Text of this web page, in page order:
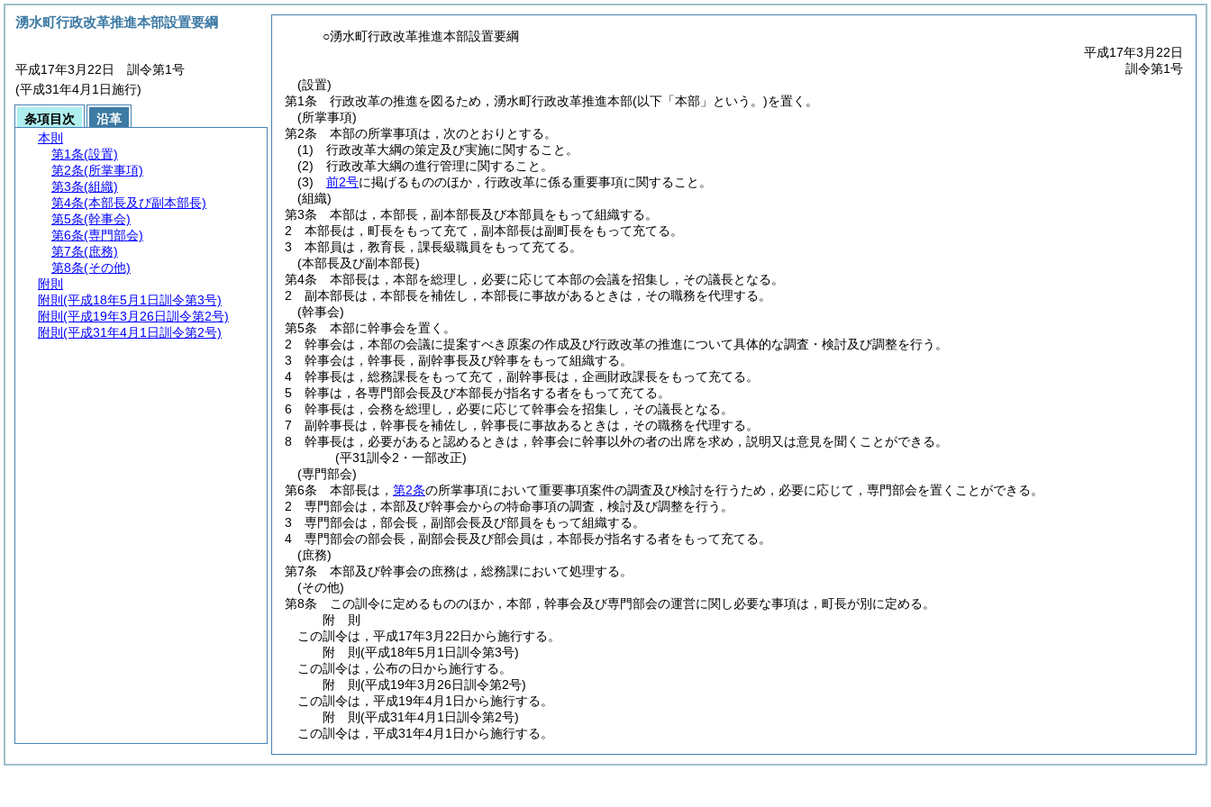
○湧水町行政改革推進本部設置要綱
平成17年3月22日
訓令第1号
(設置)
第1条
行政改革の推進を図るため，湧水町行政改革推進本部(以下「本部」という。)を置く。
(所掌事項)
第2条
本部の所掌事項は，次のとおりとする。
(1)
行政改革大綱の策定及び実施に関すること。
(2)
行政改革大綱の進行管理に関すること。
(3)
前2号に掲げるもののほか，行政改革に係る重要事項に関すること。
(組織)
第3条
本部は，本部長，副本部長及び本部員をもって組織する。
2
本部長は，町長をもって充て，副本部長は副町長をもって充てる。
3
本部員は，教育長，課長級職員をもって充てる。
(本部長及び副本部長)
第4条
本部長は，本部を総理し，必要に応じて本部の会議を招集し，その議長となる。
2
副本部長は，本部長を補佐し，本部長に事故があるときは，その職務を代理する。
(幹事会)
第5条
本部に幹事会を置く。
2
幹事会は，本部の会議に提案すべき原案の作成及び行政改革の推進について具体的な調査・検討及び調整を行う。
3
幹事会は，幹事長，副幹事長及び幹事をもって組織する。
4
幹事長は，総務課長をもって充て，副幹事長は，企画財政課長をもって充てる。
5
幹事は，各専門部会長及び本部長が指名する者をもって充てる。
6
幹事長は，会務を総理し，必要に応じて幹事会を招集し，その議長となる。
7
副幹事長は，幹事長を補佐し，幹事長に事故あるときは，その職務を代理する。
8
幹事長は，必要があると認めるときは，幹事会に幹事以外の者の出席を求め，説明又は意見を聞くことができる。
(平31訓令2・一部改正)
(専門部会)
第6条
本部長は， 第2条の所掌事項において重要事項案件の調査及び検討を行うため，必要に応じて，専門部会を置くことができる。
2
専門部会は，本部及び幹事会からの特命事項の調査，検討及び調整を行う。
3
専門部会は，部会長，副部会長及び部員をもって組織する。
4
専門部会の部会長，副部会長及び部会員は，本部長が指名する者をもって充てる。
(庶務)
第7条
本部及び幹事会の庶務は，総務課において処理する。
(その他)
第8条
この訓令に定めるもののほか，本部，幹事会及び専門部会の運営に関し必要な事項は，町長が別に定める。
附 則
この訓令は，平成17年3月22日から施行する。
附 則(平成18年5月1日訓令第3号)
この訓令は，公布の日から施行する。
附 則(平成19年3月26日訓令第2号)
この訓令は，平成19年4月1日から施行する。
附 則(平成31年4月1日訓令第2号)
この訓令は，平成31年4月1日から施行する。
湧水町行政改革推進本部設置要綱
平成17年3月22日 訓令第1号
(平成31年4月1日施行)
条項目次
沿革
本則
第1条(設置)
第2条(所掌事項)
第3条(組織)
第4条(本部長及び副本部長)
第5条(幹事会)
第6条(専門部会)
第7条(庶務)
第8条(その他)
附則
附則 (平成18年5月1日訓令第3号)
附則 (平成19年3月26日訓令第2号)
附則 (平成31年4月1日訓令第2号)